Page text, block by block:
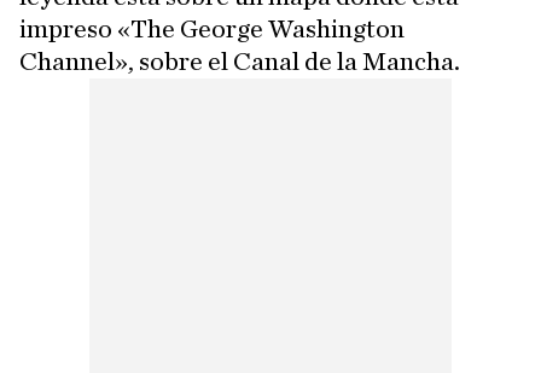
impreso «The George Washington
Channel», sobre el Canal de la Mancha.